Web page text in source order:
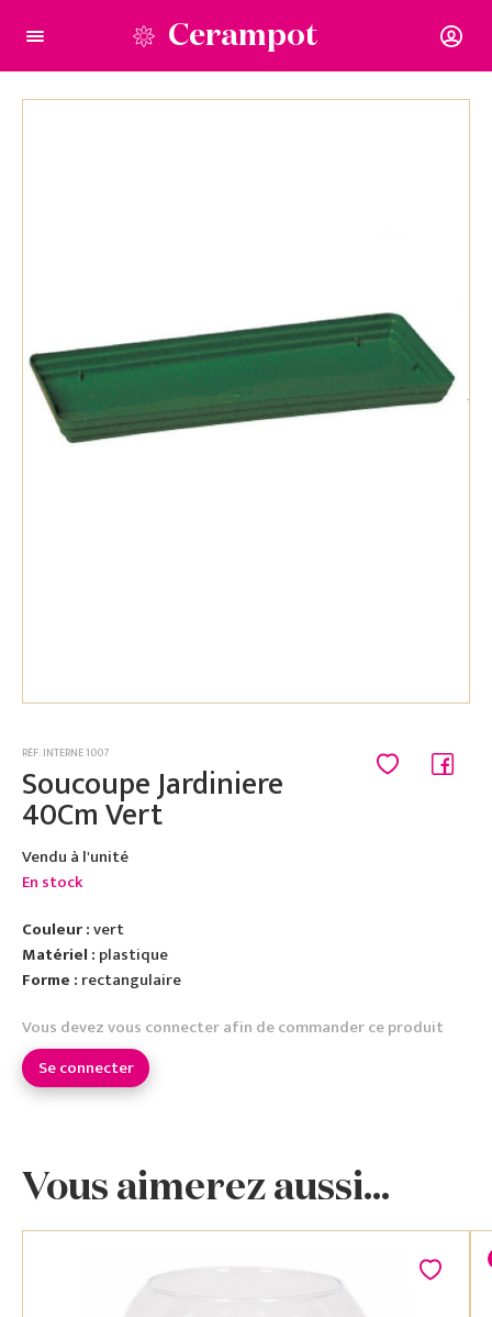
Cerampot
RÉF. INTERNE 1007
Soucoupe Jardiniere
40Cm Vert
Vendu à l'unité
En stock
Couleur :vert
Matériel : plastique
Forme : rectangulaire
Vous devez vous connecter afin de commander ce produit
Se connecter
Vous aimerez aussi...